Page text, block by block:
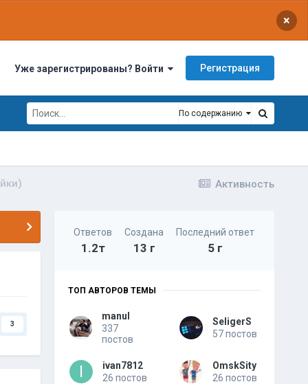
×
Уже зарегистрированы? Войти Регистрация
По содержанию
Активность
3
Ответов
1.2т
Создана
13 г
Последний ответ
5 г
ТОП АВТОРОВ ТЕМЫ
manul
337
постов
SeligerS
57 постов
ivan7812
26 постов
OmskSity
26 постов